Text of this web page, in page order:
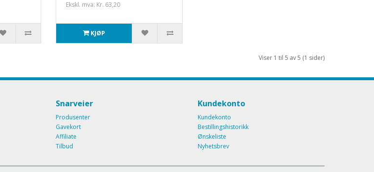
Ekskl. mva: Kr. 63,20
KJØP
Viser 1 til 5 av 5 (1 sider)
Snarveier
Produsenter
Gavekort
Affiliate
Tilbud
Kundekonto
Kundekonto
Bestillingshistorikk
Ønskeliste
Nyhetsbrev